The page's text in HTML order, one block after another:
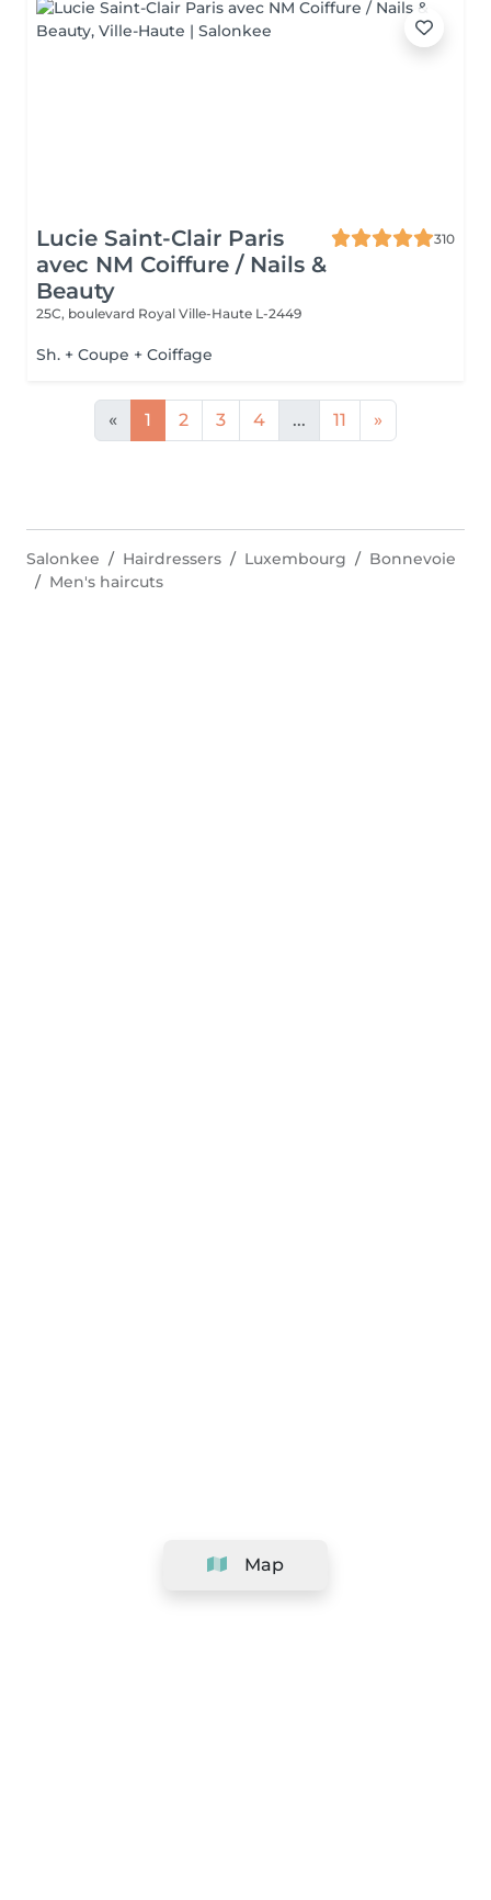
Lucie Saint-Clair Paris
avec NM Coiffure / Nails &
Beauty
310
25C, boulevard Royal Ville-Haute L-2449
Sh. + Coupe + Coiffage
« 1 2 3 4 ... 11 »
Map
Salonkee Hairdressers Luxembourg
Bonnevoie
Men's haircuts